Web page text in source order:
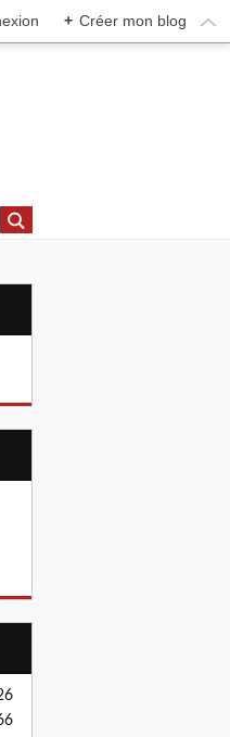
+ Créer mon blog